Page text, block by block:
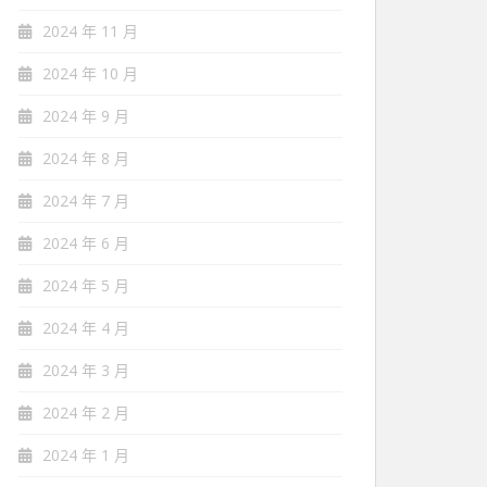
2024 年 11 月
2024 年 10 月
2024 年 9 月
2024 年 8 月
2024 年 7 月
2024 年 6 月
2024 年 5 月
2024 年 4 月
2024 年 3 月
2024 年 2 月
2024 年 1 月